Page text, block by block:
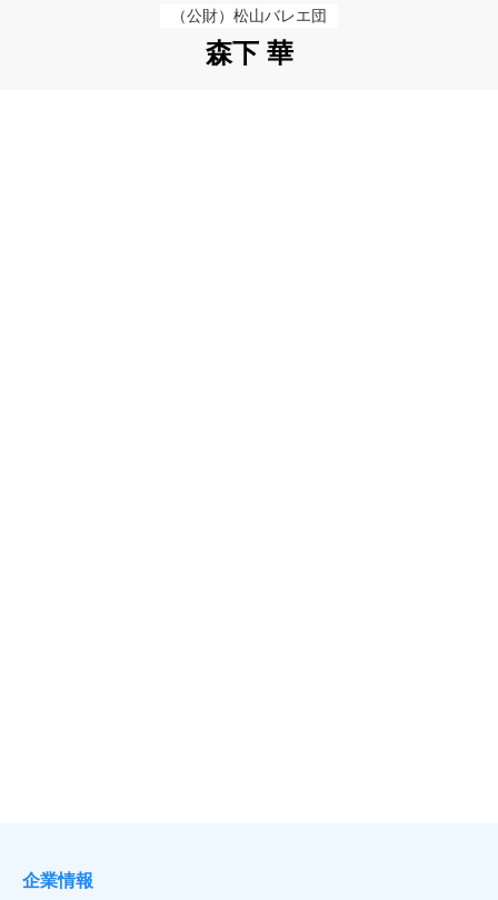
（公財）松山バレエ団
森下 華
企業情報